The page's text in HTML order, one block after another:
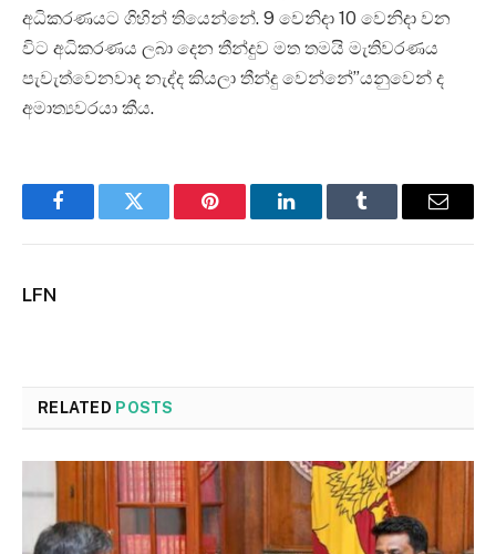
අධිකරණයට ගිහින් තියෙන්නේ. 9 වෙනිදා 10 වෙනිදා වන
විට අධිකරණය ලබා දෙන තීන්දුව මත තමයි මැතිවරණය
පැවැත්වෙනවාද නැද්ද කියලා තීන්දු වෙන්නේ”යනුවෙන් ද
අමාත්‍යවරයා කීය.
FacebookTwitter Pinterest LinkedInTumblr Email
LFN
RELATED POSTS